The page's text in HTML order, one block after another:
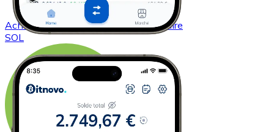
AcheterSolanaavec virement bancaire
SOL